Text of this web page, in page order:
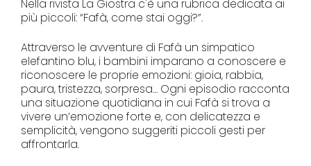
Nella rivista La Giostra c'è una rubrica dedicata ai
più piccoli: “Fafà, come stai oggi?”.
Attraverso le avventure di Fafà un simpatico
elefantino blu, i bambini imparano a conoscere e
riconoscere le proprie emozioni: gioia, rabbia,
paura, tristezza, sorpresa… Ogni episodio racconta
una situazione quotidiana in cui Fafà si trova a
vivere un’emozione forte e, con delicatezza e
semplicità, vengono suggeriti piccoli gesti per
affrontarla.